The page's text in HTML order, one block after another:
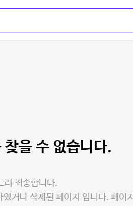
찾을 수 없습니다.
려 죄송합니다.
거나 삭제된 페이지 입니다. 페이지